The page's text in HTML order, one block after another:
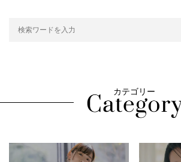
カテゴリー